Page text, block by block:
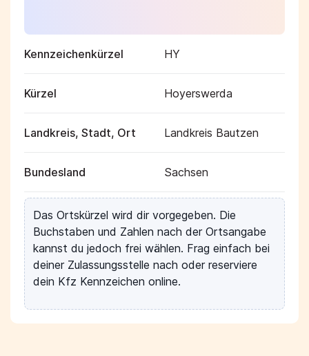
Kennzeichenkürzel HY
Kürzel Hoyerswerda
Landkreis, Stadt, Ort Landkreis Bautzen
Bundesland Sachsen
Das Ortskürzel wird dir vorgegeben. Die
Buchstaben und Zahlen nach der Ortsangabe
kannst du jedoch frei wählen. Frag einfach bei
deiner Zulassungsstelle nach oder reserviere
dein Kfz Kennzeichen online.